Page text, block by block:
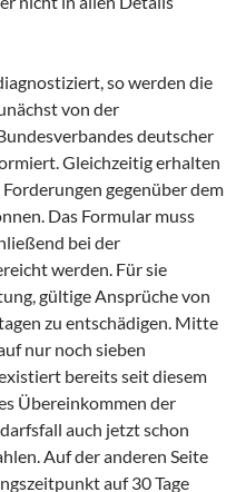
so werden die
von der
deutscher
Gleichzeitig erhalten
gegenüber dem
Das Formular muss
bei der
werden. Für sie
gültige Ansprüche von
zu entschädigen. Mitte
nur noch sieben
bereits seit diesem
Übereinkommen der
auch jetzt schon
Auf der anderen Seite
auf 30 Tage